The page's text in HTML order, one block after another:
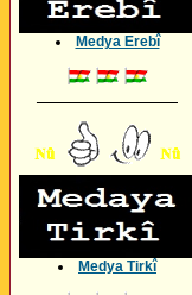
Medya Erebî
Medya Tirkî